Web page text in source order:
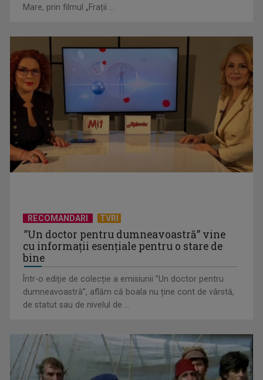
„Cerul” trupei Proconsul – a şasea cea mai votată piesă în
concursul „Cerbul ...
„Spune-mi”, piesa Monicăi Anghel – a patra cea mai votată
în concursul ...
Mare, prin filmul „Frații ...
RECOMANDARI TVRI
”Un doctor pentru dumneavoastră” vine
cu informații esențiale pentru o stare de
bine
Într-o ediţie de colecție a emisiunii ”Un doctor pentru
dumneavoastră”, aflăm că boala nu ține cont de vârstă,
de statut sau de nivelul de ...